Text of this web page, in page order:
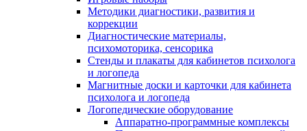
Методики диагностики, развития и
коррекции
Диагностические материалы,
психомоторика, сенсорика
Стенды и плакаты для кабинетов психолога
и логопеда
Магнитные доски и карточки для кабинета
психолога и логопеда
Логопедические оборудование
Аппаратно-программные комплексы